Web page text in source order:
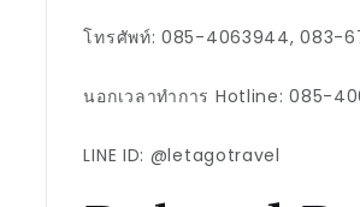
โทรศัพท์: 085-4063944, 083-
นอกเวลาทำการ Hotline: 085-
LINE ID: @letagotravel